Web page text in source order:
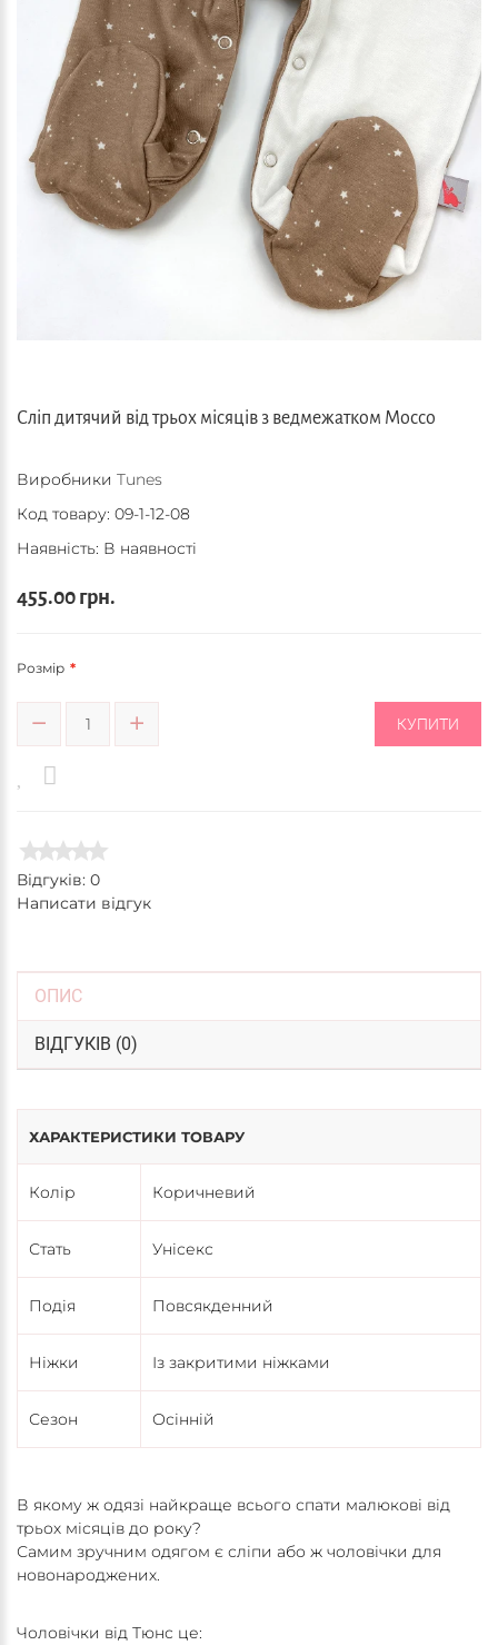
Сліп дитячий від трьох місяців з ведмежатком Mocco
Виробники Tunes
Код товару: 09-1-12-08
Наявність: В наявності
455.00 грн.
Розмір
КУПИТИ
Відгуків: 0
Написати відгук
ОПИС
ВІДГУКІВ (0)
ХАРАКТЕРИСТИКИ ТОВАРУ
Колір Коричневий
Стать Унісекс
Подія Повсякденний
Ніжки Із закритими ніжками
Сезон Осінній
В якому ж одязі найкраще всього спати малюкові від
трьох місяців до року?
Самим зручним одягом є сліпи або ж чоловічки для
новонароджених.
Чоловічки від Тюнс це: